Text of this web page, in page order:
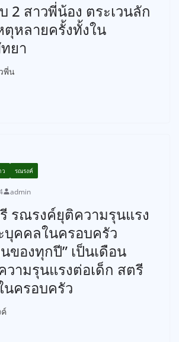
2 สาวพี่น้อง ตระเวนลัก
ตุหลายครั้งทั้งใน
ยา
พี่น
รณรงค์
admin
รณรงค์ยุติความรุนแรง
บุคคลในครอบครัว
ของทุกปี” เป็นเดือน
ามรุนแรงต่อเด็ก สตรี
ครอบครัว